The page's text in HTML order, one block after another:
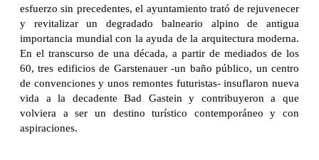
esfuerzo sin precedentes, el ayuntamiento trató de rejuvenecer
y revitalizar un degradado balneario alpino de antigua
importancia mundial con la ayuda de la arquitectura moderna.
En el transcurso de una década, a partir de mediados de los
60, tres edificios de Garstenauer -un baño público, un centro
de convenciones y unos remontes futuristas- insuflaron nueva
vida a la decadente Bad Gastein y contribuyeron a que
volviera a ser un destino turístico contemporáneo y con
aspiraciones.